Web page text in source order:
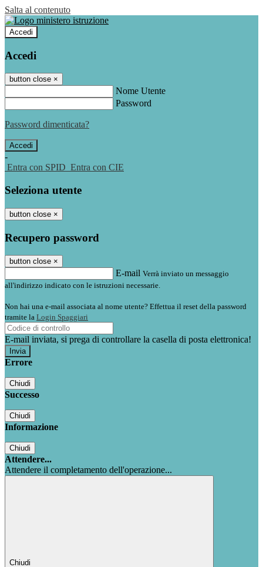
Salta al contenuto
Accedi
Accedi
button close ×
Nome Utente
Password
Password dimenticata?
-
Entra con SPID Entra con CIE
Seleziona utente
button close ×
Recupero password
button close ×
E-mail Verrà inviato un messaggio
all'indirizzo indicato con le istruzioni necessarie.
Non hai una e-mail associata al nome utente? Effettua il reset della password
tramite la Login Spaggiari
E-mail inviata, si prega di controllare la casella di posta elettronica!
Errore
Chiudi
Successo
Chiudi
Informazione
Chiudi
Attendere...
Attendere il completamento dell'operazione...
Chiudi